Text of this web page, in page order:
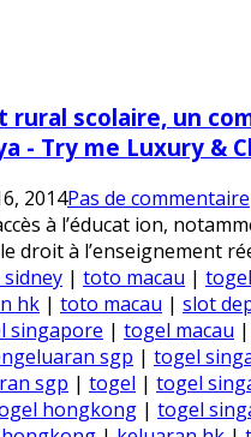
rural scolaire, un
- Try me Luxury &
2014Pas de commentaire
à l’éducat ion,
droit à l’enseignement
| toto macau |
hk | toto macau | slot
singapore | togel macau |
sgp | togel
sgp | togel | togel
hongkong | togel